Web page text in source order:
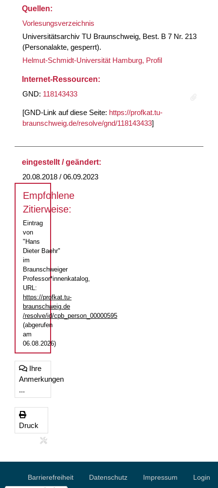
Quellen:
Vorlesungsverzeichnis
Universitätsarchiv TU Braunschweig, Best. B 7 Nr. 213
(Personalakte, gesperrt).
Helmut-Schmidt-Universität Hamburg, Profil
Internet-Ressourcen:
GND: 118143433
[GND-Link auf diese Seite: https://profkat.tu-
braunschweig.de/resolve/gnd/118143433]
eingestellt / geändert:
20.08.2018 / 06.09.2023
Empfohlene
Zitierweise:
Eintrag
von
"Hans
Dieter Baehr"
im
Braunschweiger
Professor*innenkatalog,
URL:
https://profkat.tu-
braunschweig.de
/resolve/id/cpb_person_00000595
(abgerufen
am
06.08.2026)
Ihre
Anmerkungen
...
Druck
Barrierefreiheit Datenschutz Impressum Login